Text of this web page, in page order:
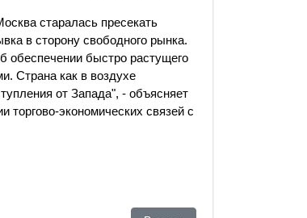
старалась пресекать
в сторону свободного рынка.
обеспечении быстро растущего
Страна как в воздухе
от Запада", - объясняет
торгово-экономических связей с